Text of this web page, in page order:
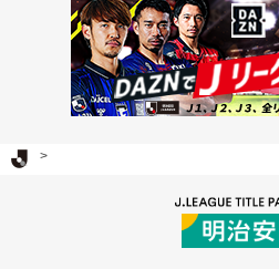
Ｊリーグ TOP